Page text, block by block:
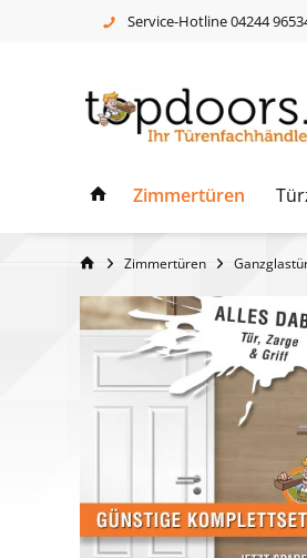
Service-Hotline 04244
Zimmertüren
Zimmertüren